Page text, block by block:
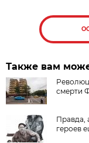
Также вам
смерти
Правда,
героев